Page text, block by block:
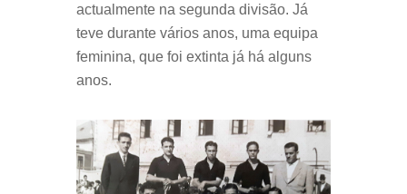
actualmente na segunda divisão. Já
teve durante vários anos, uma equipa
feminina, que foi extinta já há alguns
anos.